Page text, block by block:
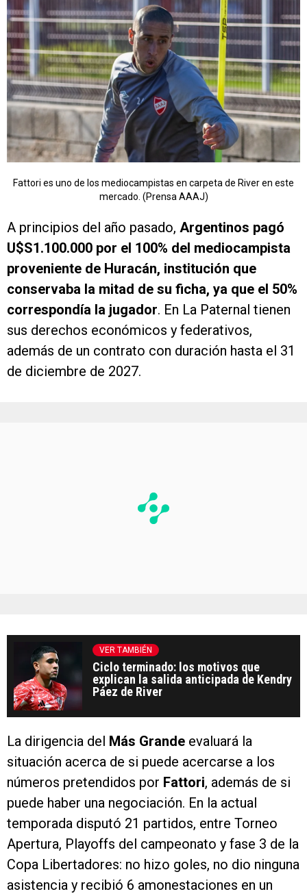
Fattori es uno de los mediocampistas en carpeta de River en este
mercado. (Prensa AAAJ)
A principios del año pasado, Argentinos pagó
U$S1.100.000 por el 100% del mediocampista
proveniente de Huracán, institución que
conservaba la mitad de su ficha, ya que el 50%
correspondía la jugador. En La Paternal tienen
sus derechos económicos y federativos,
además de un contrato con duración hasta el 31
de diciembre de 2027.
VER TAMBIÉN
Ciclo terminado: los motivos que
explican la salida anticipada de Kendry
Páez de River
La dirigencia del Más Grande evaluará la
situación acerca de si puede acercarse a los
números pretendidos por Fattori, además de si
puede haber una negociación. En la actual
temporada disputó 21 partidos, entre Torneo
Apertura, Playoffs del campeonato y fase 3 de la
Copa Libertadores: no hizo goles, no dio ninguna
asistencia y recibió 6 amonestaciones en un